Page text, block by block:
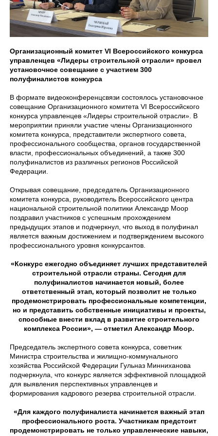
Организационный комитет VI Всероссийского конкурса
управленцев «Лидеры строительной отрасли» провел
установочное совещание с участием 300
полуфиналистов конкурса
В формате видеоконференцсвязи состоялось установочное
совещание Организационного комитета VI Всероссийского
конкурса управленцев «Лидеры строительной отрасли». В
мероприятии приняли участие члены Организационного
комитета конкурса, представители экспертного совета,
профессионального сообщества, органов государственной
власти, профессиональных объединений, а также 300
полуфиналистов из различных регионов Российской
Федерации.
Открывая совещание, председатель Организационного
комитета конкурса, руководитель Всероссийского центра
национальной строительной политики Александр Моор
поздравил участников с успешным прохождением
предыдущих этапов и подчеркнул, что выход в полуфинал
является важным достижением и подтверждением высокого
профессионального уровня конкурсантов.
«Конкурс ежегодно объединяет лучших представителей
строительной отрасли страны. Сегодня для
полуфиналистов начинается новый, более
ответственный этап, который позволит не только
продемонстрировать профессиональные компетенции,
но и представить собственные инициативы и проекты,
способные внести вклад в развитие строительного
комплекса России», — отметил Александр Моор.
Председатель экспертного совета конкурса, советник
Министра строительства и жилищно-коммунального
хозяйства Российской Федерации Гульназ Минниханова
подчеркнула, что конкурс является эффективной площадкой
для выявления перспективных управленцев и
формирования кадрового резерва строительной отрасли.
«Для каждого полуфиналиста начинается важный этап
профессионального роста. Участникам предстоит
продемонстрировать не только управленческие навыки,